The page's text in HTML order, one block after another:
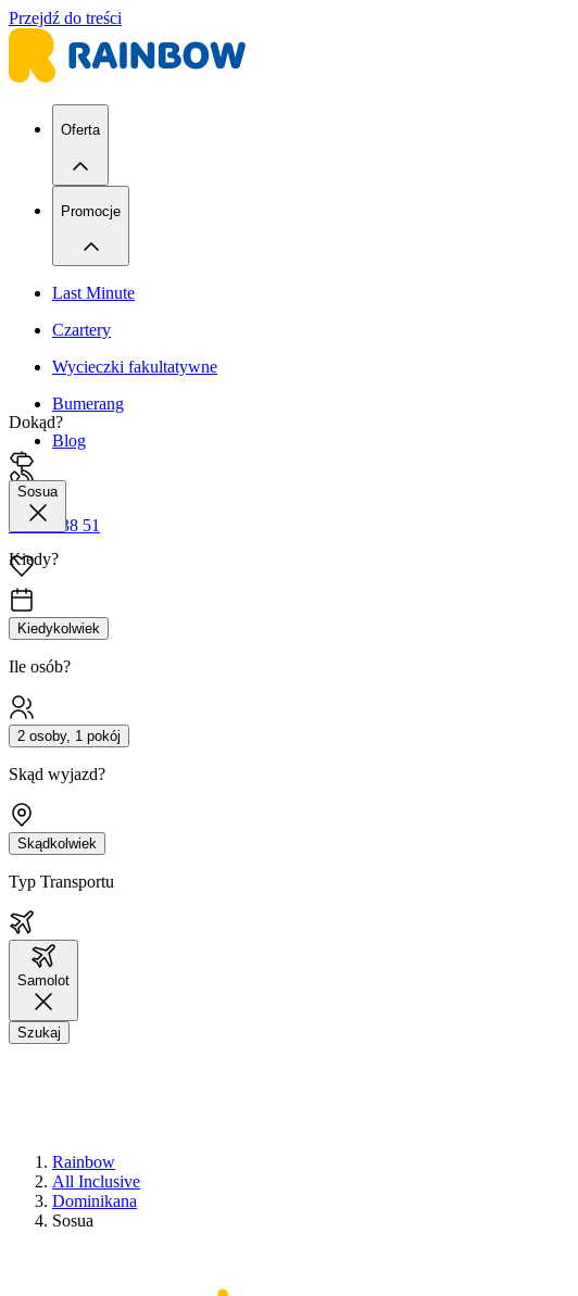
Przejdź do treści
Oferta
Promocje
Last Minute
Czartery
Wycieczki fakultatywne
Bumerang
Blog
42 680 38 51
Dokąd?
Sosua
Kiedy?
Kiedykolwiek
Ile osób?
2 osoby, 1 pokój
Skąd wyjazd?
Skądkolwiek
Typ Transportu
Samolot
Szukaj
Rainbow
All Inclusive
Dominikana
Sosua